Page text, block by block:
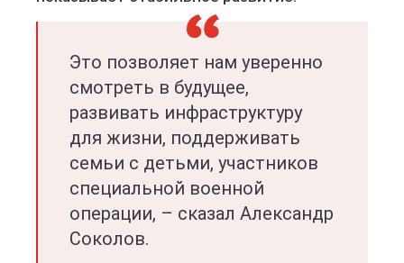
Это позволяет нам уверенно
смотреть в будущее,
развивать инфраструктуру
для жизни, поддерживать
семьи с детьми, участников
специальной военной
операции, – сказал Александр
Соколов.